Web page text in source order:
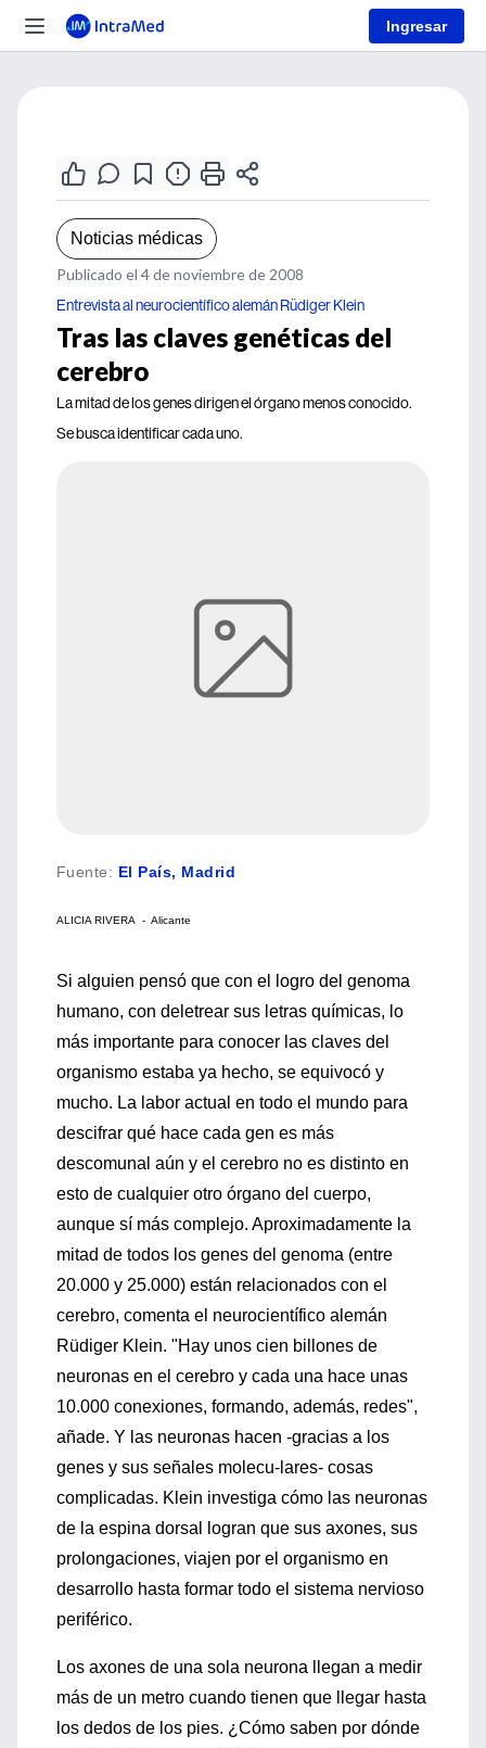
Ingresar
Noticias médicas
Publicado el 4 de noviembre de 2008
Entrevista al neurocientífico alemán Rüdiger Klein
Tras las claves genéticas del
cerebro
La mitad de los genes dirigen el órgano menos conocido.
Se busca identificar cada uno.
Fuente: El País, Madrid
ALICIA RIVERA - Alicante
Si alguien pensó que con el logro del genoma
humano, con deletrear sus letras químicas, lo
más importante para conocer las claves del
organismo estaba ya hecho, se equivocó y
mucho. La labor actual en todo el mundo para
descifrar qué hace cada gen es más
descomunal aún y el cerebro no es distinto en
esto de cualquier otro órgano del cuerpo,
aunque sí más complejo. Aproximadamente la
mitad de todos los genes del genoma (entre
20.000 y 25.000) están relacionados con el
cerebro, comenta el neurocientífico alemán
Rüdiger Klein. "Hay unos cien billones de
neuronas en el cerebro y cada una hace unas
10.000 conexiones, formando, además, redes",
añade. Y las neuronas hacen -gracias a los
genes y sus señales molecu-lares- cosas
complicadas. Klein investiga cómo las neuronas
de la espina dorsal logran que sus axones, sus
prolongaciones, viajen por el organismo en
desarrollo hasta formar todo el sistema nervioso
periférico.
Los axones de una sola neurona llegan a medir
más de un metro cuando tienen que llegar hasta
los dedos de los pies. ¿Cómo saben por dónde